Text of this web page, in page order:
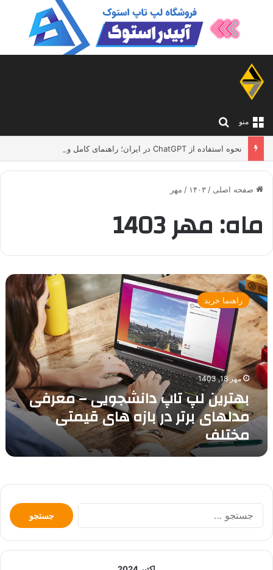
منو
نحوه استفاده از ChatGPT در ایران؛ راهنمای کامل و بدون دردسر
صفحه اصلی / ۱۴۰۳ / مهر
ماه:مهر 1403
بهترین
لپ
تاپ
دانشجویی
–
معرفی
مدلهای
برتر
در
های
قیمتی
مختلف
راهنما خرید
مهر 18, 1403
بهترین لپ تاپ دانشجویی – معرفی
مدلهای برتر در بازه های قیمتی
مختلف
جستجو
برای: